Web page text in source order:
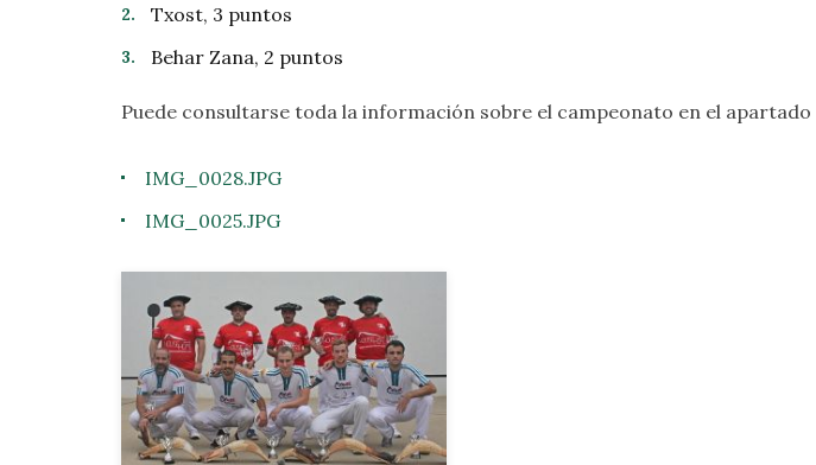
Txost, 3 puntos
Behar Zana, 2 puntos
Puede consultarse toda la información sobre el campeonato en el apartado
IMG_0028.JPG
IMG_0025.JPG